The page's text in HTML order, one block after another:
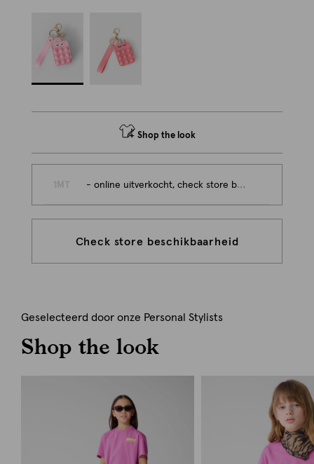
Shop the look
- online uitverkocht, check store beschikbaarheid
Check store beschikbaarheid
Geselecteerd door onze Personal Stylists
Shop the look